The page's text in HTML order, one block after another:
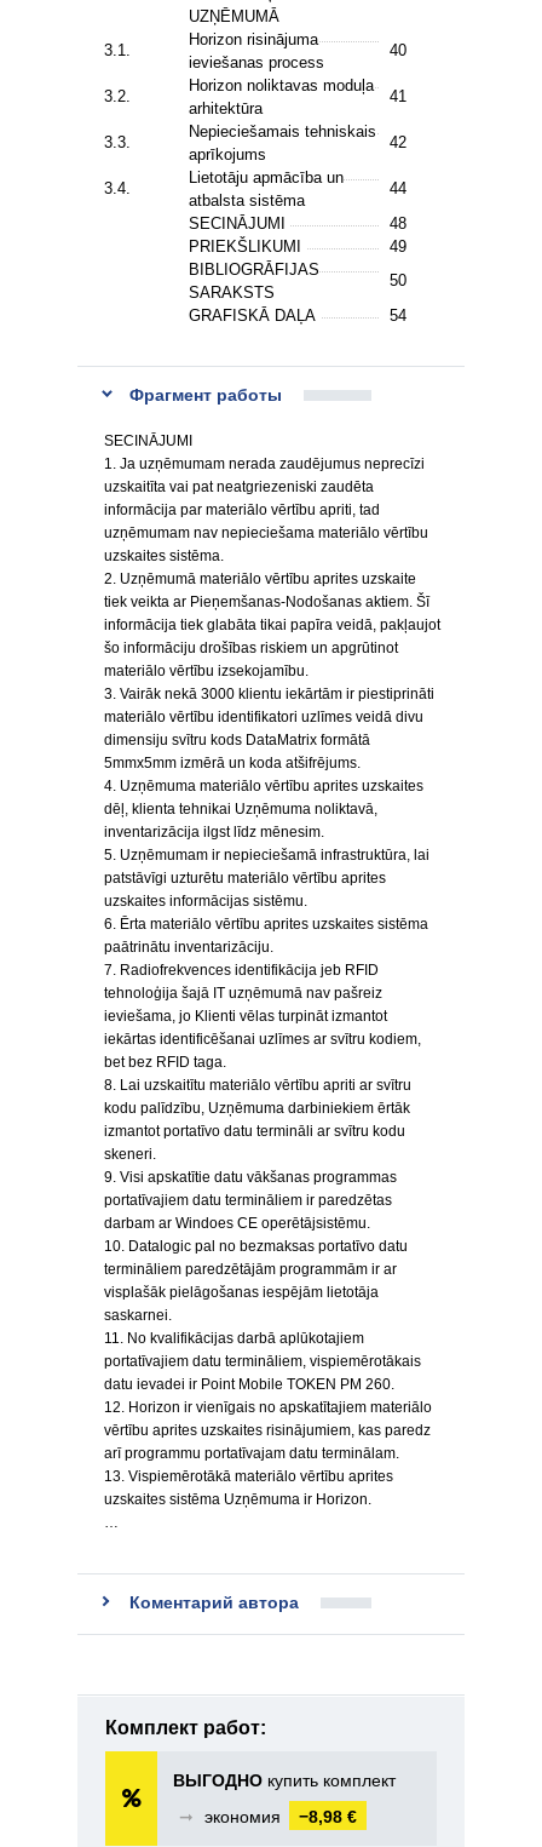
UZŅĒMUMĀ
3.1.
Horizon risinājuma
ieviešanas process
40
3.2.
Horizon noliktavas moduļa
arhitektūra
41
3.3.
Nepieciešamais tehniskais
aprīkojums
42
3.4.
Lietotāju apmācība un
atbalsta sistēma
44
SECINĀJUMI
48
PRIEKŠLIKUMI
49
BIBLIOGRĀFIJAS
SARAKSTS
50
GRAFISKĀ DAĻA
54
Фрагмент работы
SECINĀJUMI
1. Ja uzņēmumam nerada zaudējumus neprecīzi
uzskaitīta vai pat neatgriezeniski zaudēta
informācija par materiālo vērtību apriti, tad
uzņēmumam nav nepieciešama materiālo vērtību
uzskaites sistēma.
2. Uzņēmumā materiālo vērtību aprites uzskaite
tiek veikta ar Pieņemšanas-Nodošanas aktiem. Šī
informācija tiek glabāta tikai papīra veidā, pakļaujot
šo informāciju drošības riskiem un apgrūtinot
materiālo vērtību izsekojamību.
3. Vairāk nekā 3000 klientu iekārtām ir piestiprināti
materiālo vērtību identifikatori uzlīmes veidā divu
dimensiju svītru kods DataMatrix formātā
5mmx5mm izmērā un koda atšifrējums.
4. Uzņēmuma materiālo vērtību aprites uzskaites
dēļ, klienta tehnikai Uzņēmuma noliktavā,
inventarizācija ilgst līdz mēnesim.
5. Uzņēmumam ir nepieciešamā infrastruktūra, lai
patstāvīgi uzturētu materiālo vērtību aprites
uzskaites informācijas sistēmu.
6. Ērta materiālo vērtību aprites uzskaites sistēma
paātrinātu inventarizāciju.
7. Radiofrekvences identifikācija jeb RFID
tehnoloģija šajā IT uzņēmumā nav pašreiz
ieviešama, jo Klienti vēlas turpināt izmantot
iekārtas identificēšanai uzlīmes ar svītru kodiem,
bet bez RFID taga.
8. Lai uzskaitītu materiālo vērtību apriti ar svītru
kodu palīdzību, Uzņēmuma darbiniekiem ērtāk
izmantot portatīvo datu termināli ar svītru kodu
skeneri.
9. Visi apskatītie datu vākšanas programmas
portatīvajiem datu termināliem ir paredzētas
darbam ar Windoes CE operētājsistēmu.
10. Datalogic pal no bezmaksas portatīvo datu
termināliem paredzētājām programmām ir ar
visplašāk pielāgošanas iespējām lietotāja
saskarnei.
11. No kvalifikācijas darbā aplūkotajiem
portatīvajiem datu termināliem, vispiemērotākais
datu ievadei ir Point Mobile TOKEN PM 260.
12. Horizon ir vienīgais no apskatītajiem materiālo
vērtību aprites uzskaites risinājumiem, kas paredz
arī programmu portatīvajam datu terminālam.
13. Vispiemērotākā materiālo vērtību aprites
uzskaites sistēma Uzņēmuma ir Horizon.
…
Коментарий автора
Комплект работ:
ВЫГОДНО купить комплект
➞
экономия −8,98 €